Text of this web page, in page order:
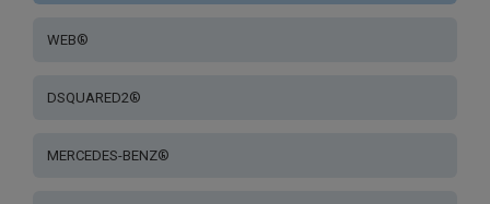
WEB®
DSQUARED2®
MERCEDES-BENZ®